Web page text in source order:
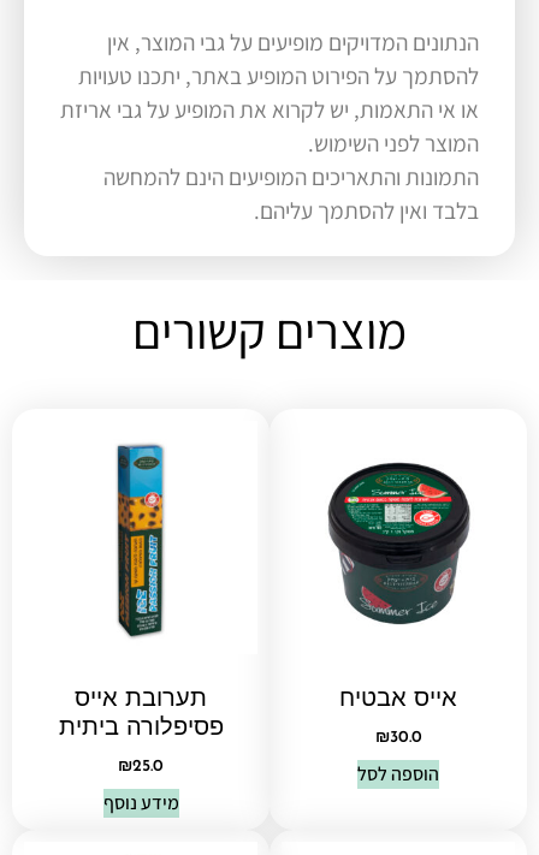
הנתונים המדויקים מופיעים על גבי המוצר, אין
להסתמך על הפירוט המופיע באתר, יתכנו טעויות
או אי התאמות, יש לקרוא את המופיע על גבי אריזת
המוצר לפני השימוש.
התמונות והתאריכים המופיעים הינם להמחשה
בלבד ואין להסתמך עליהם.
מוצרים קשורים
אייס אבטיח
₪30.0
הוספה לסל
תערובת אייס
פסיפלורה ביתית
₪25.0
מידע נוסף